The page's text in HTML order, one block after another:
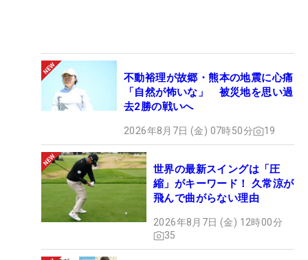
不動裕理が故郷・熊本の地震に心痛
「自然が怖いな」 被災地を思い過
去2勝の戦いへ
2026年8月7日 (金) 07時50分 19
世界の最新スイングは「圧
縮」がキーワード！ 久常涼が
飛んで曲がらない理由
2026年8月7日 (金) 12時00分
35